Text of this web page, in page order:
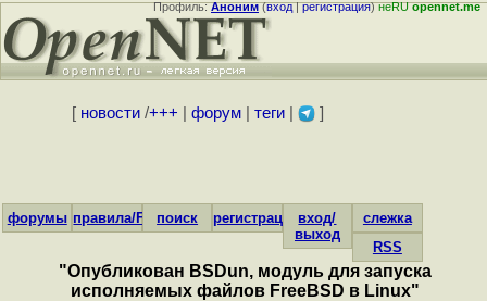
Профиль:Аноним(вход|регистрация)неRUopennet.me
[ новости/+++ форум| теги| ]
форумы правила/FAQпоиск регистрациявход/
выход
слежка
RSS
"Опубликован BSDun, модуль для запуска
исполняемых файлов FreeBSD в Linux"